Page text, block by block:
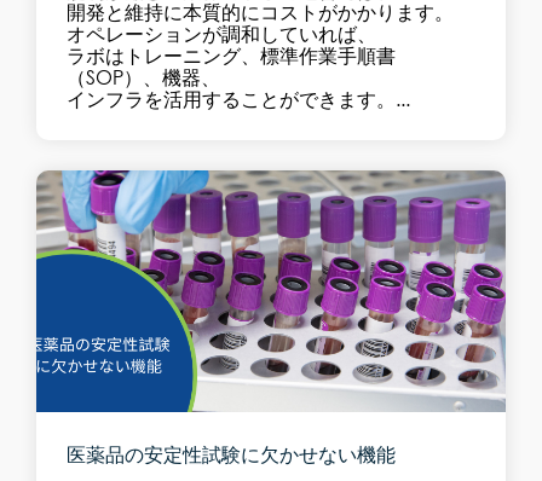
開発と維持に本質的にコストがかかります。
オペレーションが調和していれば、
ラボはトレーニング、標準作業手順書
（SOP）、機器、
インフラを活用することができます。...
医薬品の安定性試験に欠かせない機能